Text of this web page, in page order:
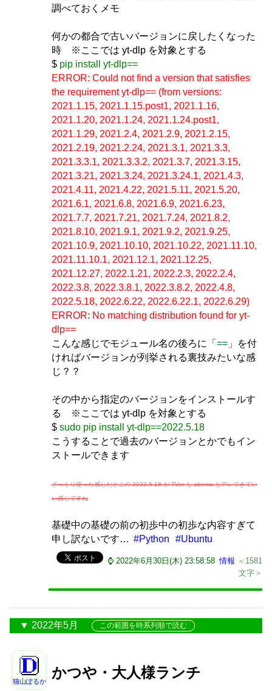
調べておくメモ
何かの都合で古いバージョンに戻したくなった
時 ※ここでは yt-dlp を対象とする
$ pip install yt-dlp==
ERROR: Could not find a version that satisfies
the requirement yt-dlp== (from versions:
2021.1.15, 2021.1.15.post1, 2021.1.16,
2021.1.20, 2021.1.24, 2021.1.24.post1,
2021.1.29, 2021.2.4, 2021.2.9, 2021.2.15,
2021.2.19, 2021.2.24, 2021.3.1, 2021.3.3,
2021.3.3.1, 2021.3.3.2, 2021.3.7, 2021.3.15,
2021.3.21, 2021.3.24, 2021.3.24.1, 2021.4.3,
2021.4.11, 2021.4.22, 2021.5.11, 2021.5.20,
2021.6.1, 2021.6.8, 2021.6.9, 2021.6.23,
2021.7.7, 2021.7.21, 2021.7.24, 2021.8.2,
2021.8.10, 2021.9.1, 2021.9.2, 2021.9.25,
2021.10.9, 2021.10.10, 2021.10.22, 2021.11.10,
2021.11.10.1, 2021.12.1, 2021.12.25,
2021.12.27, 2022.1.21, 2022.2.3, 2022.2.4,
2022.3.8, 2022.3.8.1, 2022.3.8.2, 2022.4.8,
2022.5.18, 2022.6.22, 2022.6.22.1, 2022.6.29)
ERROR: No matching distribution found for yt-
dlp==
こんな感じでモジュール名の後ろに「 ==」を付
ければバージョンが列挙される裏技みたいな感
じ？？
その中から指定のバージョンをインストールす
る ※ここでは yt-dlp を対象とする
$ sudo pip install yt-dlp==2022.5.18
こうすることで過去のバージョンとかでもイン
ストールできます
ざっくり使った感じだとこの 2022.5.18 が TVer も abema もアレできてい
い感じですね
基礎中の基礎の前の初歩中の初歩な内容すぎて
申し訳ないです… #Python #Ubuntu
⌚ 2022年6月30日(木) 23:58:58 情報 ＜1581
文字＞
2022年5月 この範囲を時系列順で読む
猫山ぽるか
かつや・大人様ランチ